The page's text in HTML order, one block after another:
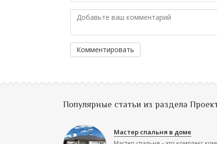
Комментировать
Популярные статьи из раздела
Мастер спальня в доме